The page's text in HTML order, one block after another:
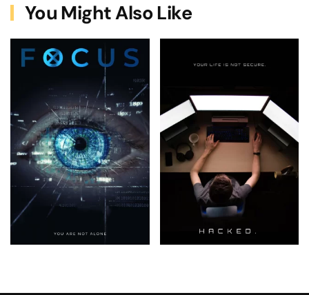
You Might Also Like